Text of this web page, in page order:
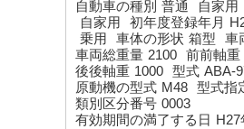
自動車の種別 普通
自家用
自家用
初年度登録年月
乗用
車体の形状 箱型 車
車両総重量 2100 前前軸重
後後軸重 1000 型式 ABA-
原動機の型式 M48 型式指
類別区分番号 0003
有効期間の満了する日 H27